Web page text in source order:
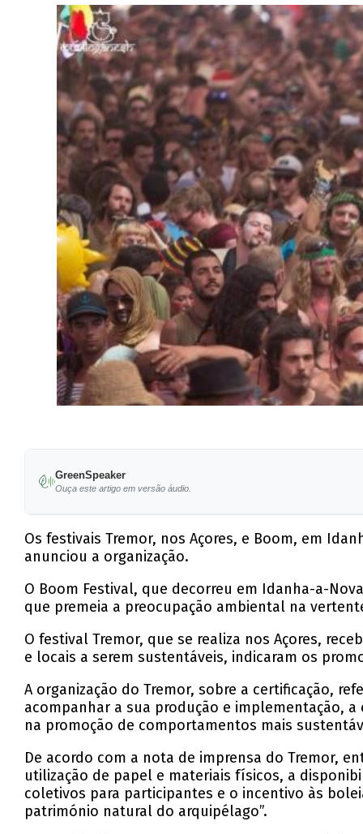
GreenSpeaker
Ouça este artigo em versão áudio.
Os festivais Tremor, nos Açores, e Boom, em
anunciou a organização.
O Boom Festival, que decorreu em Idanha-a-
que premeia a preocupação ambiental na
O festival Tremor, que se realiza nos Açores,
e locais a serem sustentáveis, indicaram os
A organização do Tremor, sobre a certificação,
acompanhar a sua produção e implementação,
na promoção de comportamentos mais
De acordo com a nota de imprensa do Tremor,
utilização de papel e materiais físicos, a
coletivos para participantes e o incentivo às
património natural do arquipélago”.